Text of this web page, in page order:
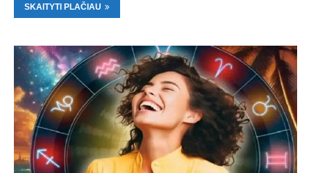
SKAITYTI PLAČIAU